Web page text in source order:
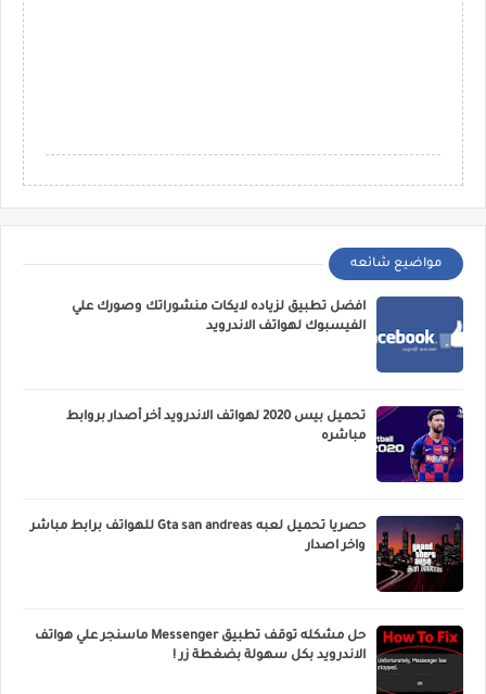
مواضيع شائعه
افضل تطبيق لزياده لايكات منشوراتك وصورك علي
الفيسبوك لهواتف الاندرويد
تحميل بيس 2020 لهواتف الاندرويد أخر أصدار بروابط
مباشره
حصريا تحميل لعبه Gta san andreas للهواتف برابط مباشر
واخر اصدار
حل مشكله توقف تطبيق Messenger ماسنجر علي هواتف
الاندرويد بكل سهولة بضغطة زر !